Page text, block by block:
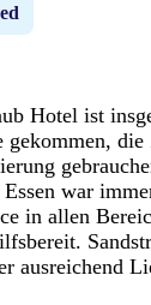
Hotel ist
gekommen,
Essen war
in allen
ausreichend